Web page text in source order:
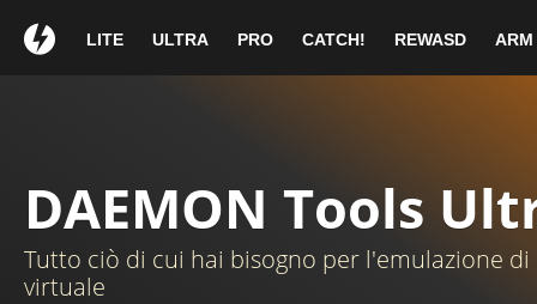
LITE ULTRA PRO CATCH! REWASD ARM
DAEMON Tools
Tutto ciò di cui hai bisogno per l'emulazione
virtuale
Guida di
Wow!Hai